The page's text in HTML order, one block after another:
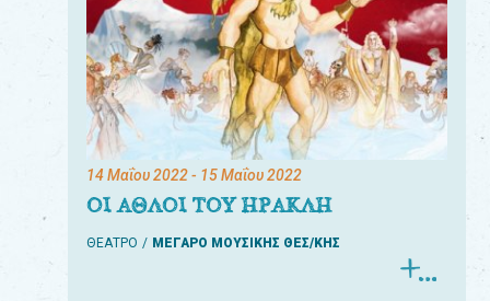
14 Μαΐου 2022- 15 Μαΐου 2022
ΟΙ ΑΘΛΟΙ ΤΟΥ ΗΡΑΚΛΗ
ΘΕΑΤΡΟ ΜΕΓΑΡΟ ΜΟΥΣΙΚΗΣ ΘΕΣ/ΚΗΣ